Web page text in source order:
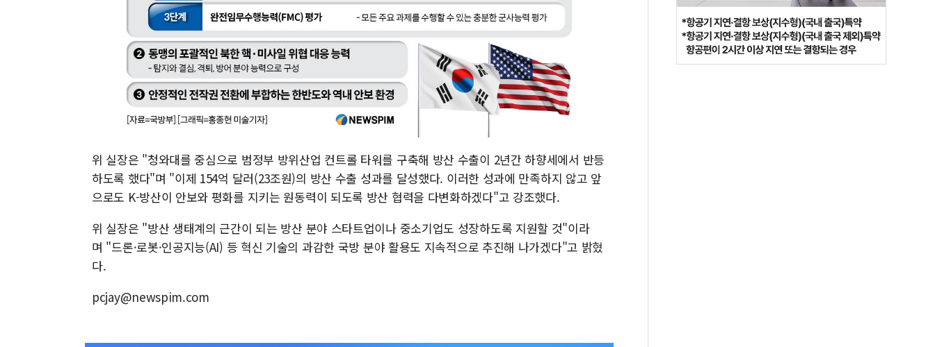
위 실장은 "청와대를 중심으로 범정부 방위산업 컨트롤 타워를 구축해 방산 수출이 2년간 하향세에서 반등
하도록 했다"며 "이제 154억 달러(23조원)의 방산 수출 성과를 달성했다. 이러한 성과에 만족하지 않고 앞
으로도 K-방산이 안보와 평화를 지키는 원동력이 되도록 방산 협력을 다변화하겠다"고 강조했다.
위 실장은 "방산 생태계의 근간이 되는 방산 분야 스타트업이나 중소기업도 성장하도록 지원할 것"이라
며 "드론·로봇·인공지능(AI) 등 혁신 기술의 과감한 국방 분야 활용도 지속적으로 추진해 나가겠다"고 밝혔
다.
pcjay@newspim.com